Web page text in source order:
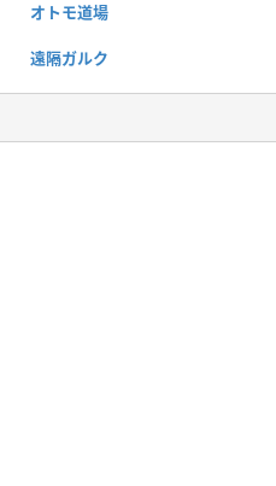
オトモ道場
遠隔ガルク